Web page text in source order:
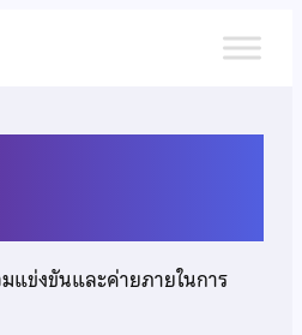
แข่งขันและค่ายภายในการ